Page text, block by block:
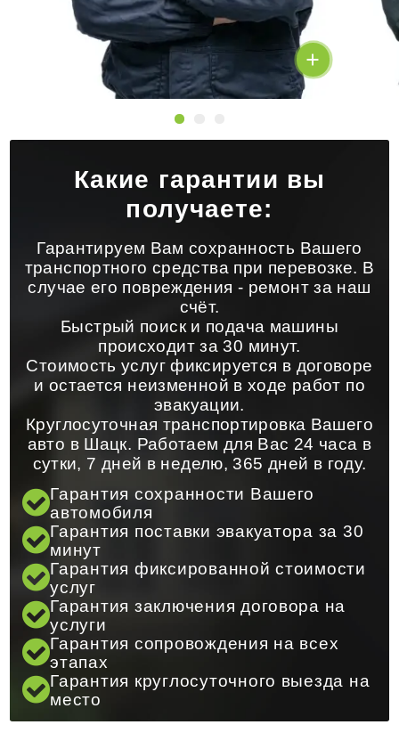
Какие гарантии вы
получаете:
Гарантируем Вам сохранность Вашего
транспортного средства при перевозке. В
случае его повреждения - ремонт за наш
счёт.
Быстрый поиск и подача машины
происходит за 30 минут.
Стоимость услуг фиксируется в договоре
и остается неизменной в ходе работ по
эвакуации.
Круглосуточная транспортировка Вашего
авто в Шацк. Работаем для Вас 24 часа в
сутки, 7 дней в неделю, 365 дней в году.
Гарантия сохранности Вашего
автомобиля
Гарантия поставки эвакуатора за 30
минут
Гарантия фиксированной стоимости
услуг
Гарантия заключения договора на
услуги
Гарантия сопровождения на всех
этапах
Гарантия круглосуточного выезда на
место